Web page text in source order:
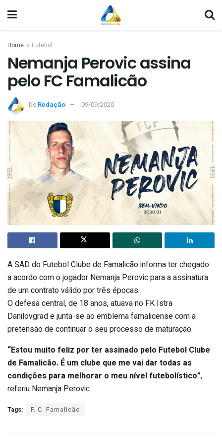
Home Futebol
Nemanja Perovic assina
pelo FC Famalicão
De Redação 09/09/2020
A SAD do Futebol Clube de Famalicão informa ter chegado
a acordo com o jogador Nemanja Perovic para a assinatura
de um contrato válido por três épocas.
O defesa central, de 18 anos, atuava no FK Istra
Danilovgrad e junta-se ao emblema famalicense com a
pretensão de continuar o seu processo de maturação.
“Estou muito feliz por ter assinado pelo Futebol Clube
de Famalicão. É um clube que me vai dar todas as
condições para melhorar o meu nível futebolístico”,
referiu Nemanja Perovic.
Tags: F. C. Famalicão